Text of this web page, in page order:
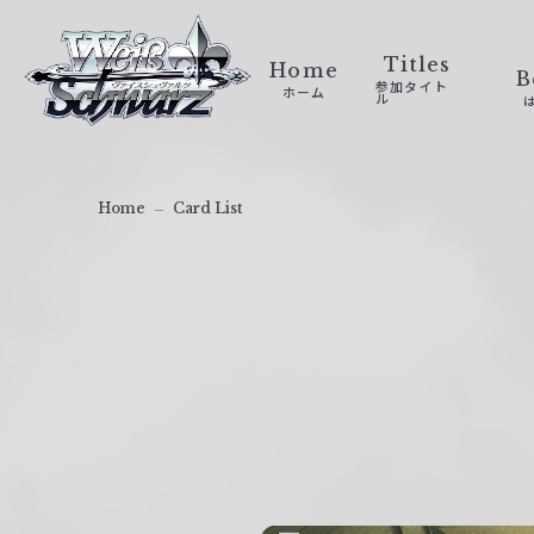
ァ
Home
ホーム
Titles
参加タイト
ル
Home Card List